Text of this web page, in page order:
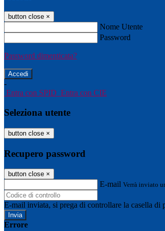
button close ×
Nome Utente
Password
Password dimenticata?
-
Entra con SPID Entra con CIE
Seleziona utente
button close ×
Recupero password
button close ×
E-mail Verrà inviato
E-mail inviata, si prega di controllare la casella di
Errore